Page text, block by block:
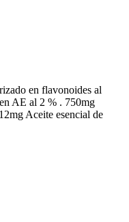
en flavonoides al
AE al 2 % . 750mg
Aceite esencial de